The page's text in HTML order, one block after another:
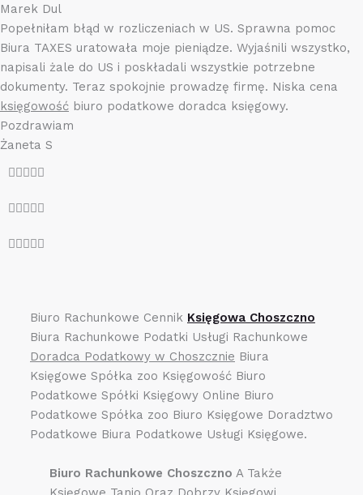
Marek Dul
Popełniłam błąd w rozliczeniach w US. Sprawna pomoc
Biura TAXES uratowała moje pieniądze. Wyjaśnili wszystko,
napisali żale do US i poskładali wszystkie potrzebne
dokumenty. Teraz spokojnie prowadzę firmę. Niska cena
księgowość biuro podatkowe doradca księgowy.
Pozdrawiam
Żaneta S


z
5

a
5
z
5
Biuro Rachunkowe Cennik Księgowa Choszczno
Biura Rachunkowe Podatki Usługi Rachunkowe
Doradca Podatkowy w Choszcznie Biura
Księgowe Spółka zoo Księgowość Biuro
Podatkowe Spółki Księgowy Online Biuro
Podatkowe Spółka zoo Biuro Księgowe Doradztwo
Podatkowe Biura Podatkowe Usługi Księgowe.
Biuro Rachunkowe Choszczno A Także